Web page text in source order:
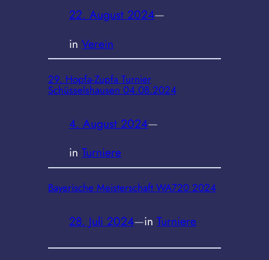
22. August 2024—
inVerein
29. Hopfa-Zupfa Turnier
Schüsselshausen 04.08.2024
4. August 2024—
inTurniere
Bayerische Meisterschaft WA720 2024
28. Juli 2024—inTurniere